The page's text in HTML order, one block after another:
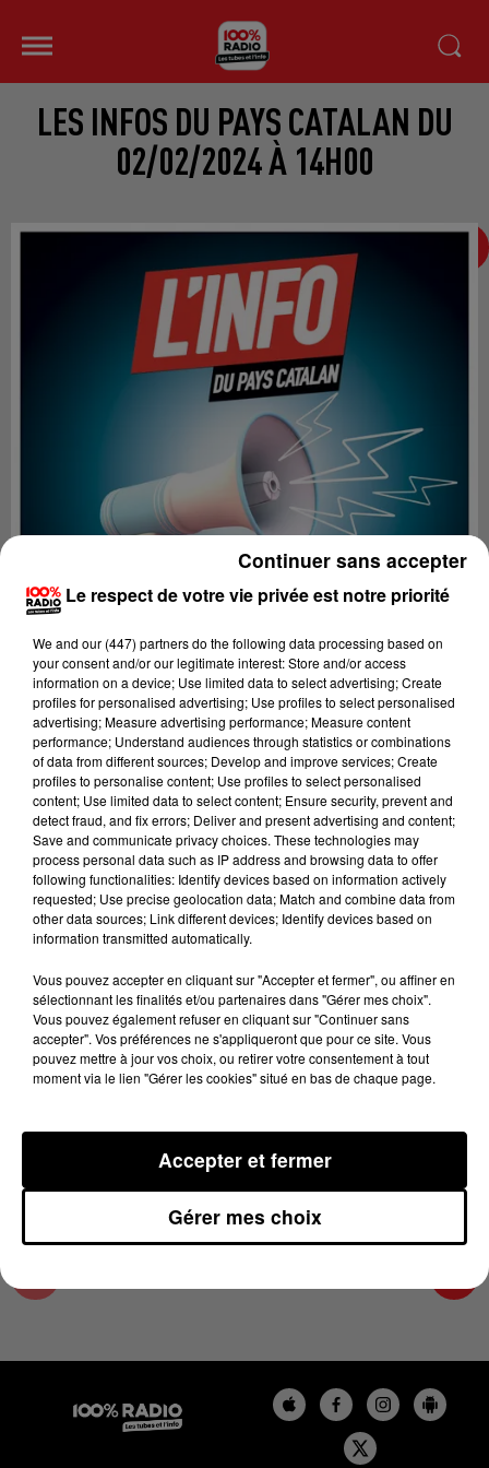
LES INFOS DU PAYS CATALAN DU
02/02/2024 À 14H00
Lecture (2 min 29 sec)
100%
100% Radio les infos du Pays Catalan
2 février 2024 - 2 min 29 sec
LES INFOS DU PAYS CATALAN DU 02/02/2024
À 14H00
Podcasts infos du Pays Catalan
Le respect de votre vie privée est notre priorité
We and our (447) partnersdo the following data processing based on
your consent and/or our legitimate interest: Store and/or access
information on a device; Use limited data to select advertising; Create
profiles for personalised advertising; Use profiles to select personalised
advertising; Measure advertising performance; Measure content
performance; Understand audiences through statistics or combinations
of data from different sources; Develop and improve services; Create
profiles to personalise content; Use profiles to select personalised
content; Use limited data to select content; Ensure security, prevent and
detect fraud, and fix errors; Deliver and present advertising and content;
Save and communicate privacy choices. These technologies may
process personal data such as IP address and browsing data to offer
following functionalities: Identify devices based on information actively
requested; Use precise geolocation data; Match and combine data from
other data sources; Link different devices; Identify devices based on
information transmitted automatically.
Vous pouvez accepter en cliquant sur "Accepter et fermer", ou affiner en
sélectionnant les finalités et/ou partenaires dans "Gérer mes choix".
Vous pouvez également refuser en cliquant sur "Continuer sans
accepter". Vos préférences ne s'appliqueront que pour ce site. Vous
pouvez mettre à jour vos choix, ou retirer votre consentement à tout
moment via le lien "Gérer les cookies" situé en bas de chaque page.
Gérer mes choix
Accepter et fermer
Continuer sans accepter